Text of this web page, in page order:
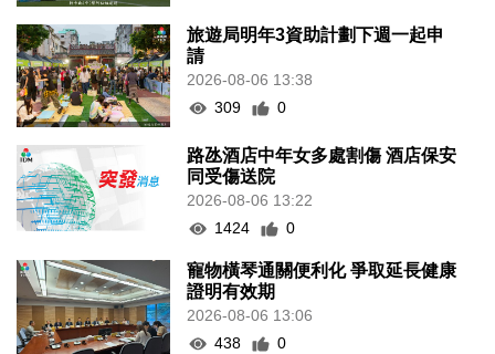
旅遊局明年3資助計劃下週一起申
請
2026-08-06 13:38
309
0
路氹酒店中年女多處割傷 酒店保安
同受傷送院
2026-08-06 13:22
1424
0
寵物橫琴通關便利化 爭取延長健康
證明有效期
2026-08-06 13:06
438
0